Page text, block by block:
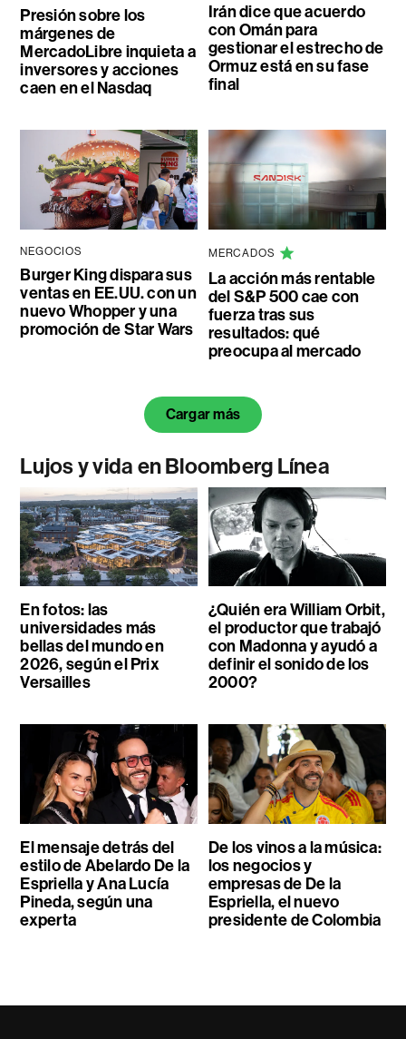
Presión sobre los
márgenes de
MercadoLibre inquieta a
inversores y acciones
caen en el Nasdaq
Irán dice que acuerdo
con Omán para
gestionar el estrecho de
Ormuz está en su fase
final
NEGOCIOS
Burger King dispara sus
ventas en EE.UU. con un
nuevo Whopper y una
promoción de Star Wars
MERCADOS
La acción más rentable
del S&P 500 cae con
fuerza tras sus
resultados: qué
preocupa al mercado
Cargar más
Lujos y vida en Bloomberg Línea
En fotos: las
universidades más
bellas del mundo en
2026, según el Prix
Versailles
¿Quién era William Orbit,
el productor que trabajó
con Madonna y ayudó a
definir el sonido de los
2000?
El mensaje detrás del
estilo de Abelardo De la
Espriella y Ana Lucía
Pineda, según una
experta
De los vinos a la música:
los negocios y
empresas de De la
Espriella, el nuevo
presidente de Colombia